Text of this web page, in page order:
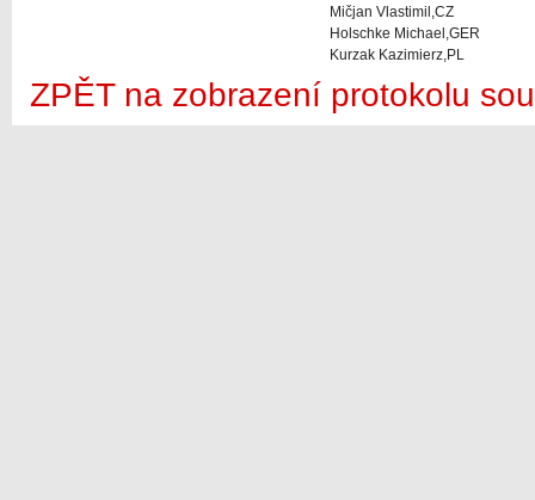
Mičjan Vlastimil,CZ
Holschke Michael,GER
Kurzak Kazimierz,PL
ZPĚT na zobrazení protokolu